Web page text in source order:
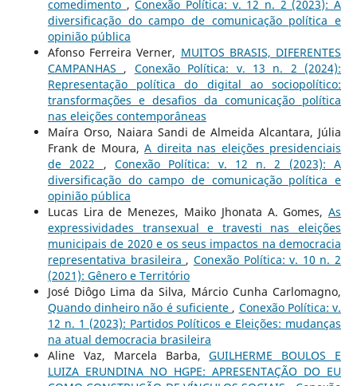
comedimento ,Conexão Política: v. 12 n. 2 (2023): A
diversificação do campo de comunicação política e
opinião pública
Afonso Ferreira Verner, MUITOS BRASIS, DIFERENTES
CAMPANHAS , Conexão Política: v. 13 n. 2 (2024):
Representação política do digital ao sociopolítico:
transformações e desafios da comunicação política
nas eleições contemporâneas
Maíra Orso, Naiara Sandi de Almeida Alcantara, Júlia
Frank de Moura,A direita nas eleições presidenciais
de 2022 , Conexão Política: v. 12 n. 2 (2023): A
diversificação do campo de comunicação política e
opinião pública
Lucas Lira de Menezes, Maiko Jhonata A. Gomes,As
expressividades transexual e travesti nas eleições
municipais de 2020 e os seus impactos na democracia
representativa brasileira , Conexão Política: v. 10 n. 2
(2021): Gênero e Território
José Diôgo Lima da Silva, Márcio Cunha Carlomagno,
Quando dinheiro não é suficiente , Conexão Política: v.
12 n. 1 (2023): Partidos Políticos e Eleições: mudanças
na atual democracia brasileira
Aline Vaz, Marcela Barba,GUILHERME BOULOS E
LUIZA ERUNDINA NO HGPE: APRESENTAÇÃO DO EU